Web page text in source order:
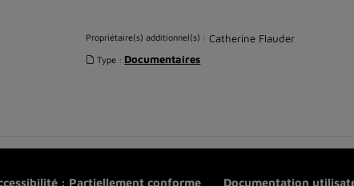
Propriétaire(s) additionnel(s) : Catherine Flauder
Type : Documentaires
: Partiellement conforme Documentation